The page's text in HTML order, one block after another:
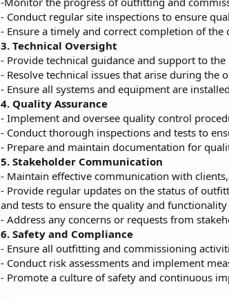
- Conduct regular site inspections to ensure
- Ensure a timely and correct completion of
3. Technical Oversight
- Provide technical guidance and support to
- Resolve technical issues that arise during the
- Ensure all systems and equipment are
4. Quality Assurance
- Implement and oversee quality control
- Conduct thorough inspections and tests to
- Prepare and maintain documentation for
5. Stakeholder Communication
- Maintain effective communication with
- Provide regular updates on the status of
and tests to ensure the quality and
- Address any concerns or requests from
6. Safety and Compliance
- Ensure all outfitting and commissioning
- Conduct risk assessments and implement
- Promote a culture of safety and continuous